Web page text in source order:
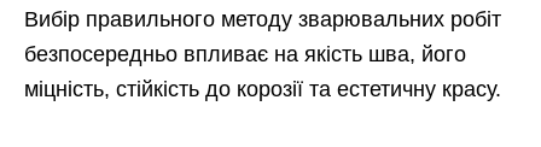
Вибір правильного методу зварювальних робіт
безпосередньо впливає на якість шва, його
міцність, стійкість до корозії та естетичну красу.